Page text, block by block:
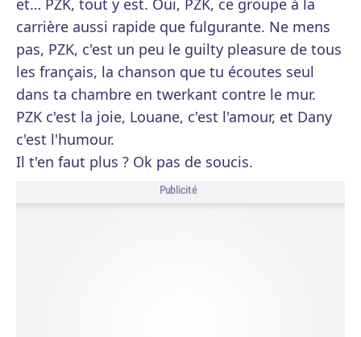
et… PZK, tout y est. Oui, PZK, ce groupe à la
carrière aussi rapide que fulgurante. Ne mens
pas, PZK, c'est un peu le guilty pleasure de tous
les français, la chanson que tu écoutes seul
dans ta chambre en twerkant contre le mur.
PZK c'est la joie, Louane, c'est l'amour, et Dany
c'est l'humour.
Il t'en faut plus ? Ok pas de soucis.
Publicité